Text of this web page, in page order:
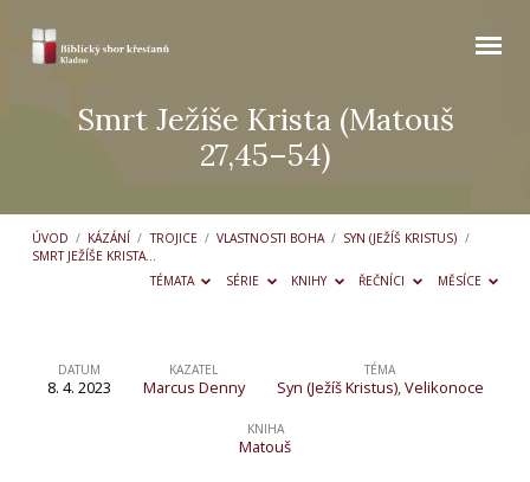
Smrt Ježíše Krista (Matouš
27,45–54)
ÚVOD / KÁZÁNÍ / TROJICE / VLASTNOSTI BOHA / SYN (JEŽÍŠ KRISTUS) /
SMRT JEŽÍŠE KRISTA…
TÉMATA
SÉRIE KNIHY ŘEČNÍCI MĚSÍCE
Smrt
DATUM
8. 4. 2023
KAZATEL
Marcus Denny
TÉMA
Syn (Ježíš Kristus),Velikonoce
KNIHA
Matouš